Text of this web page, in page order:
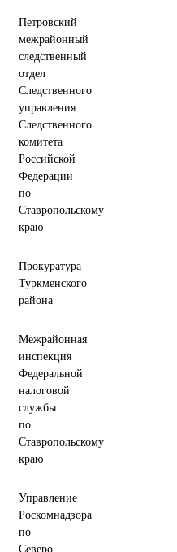
Петровский
межрайонный
следственный
отдел
Следственного
управления
Следственного
комитета
Российской
Федерации
по
Ставропольскому
краю
Прокуратура
Туркменского
района
Межрайонная
инспекция
Федеральной
налоговой
службы
по
Ставропольскому
краю
Управление
Роскомнадзора
по
Северо-